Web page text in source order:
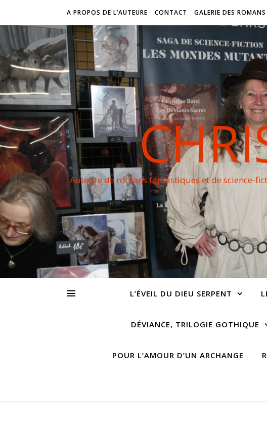
A PROPOS DE L’AUTEURE CONTACT GALERIE DES ROMANS
Auteure de romans fantastiques et de science-
L’ÉVEIL DU DIEU SERPENT
DÉVIANCE, TRILOGIE GOTHIQUE
POUR L’AMOUR D’UN ARCHANGE